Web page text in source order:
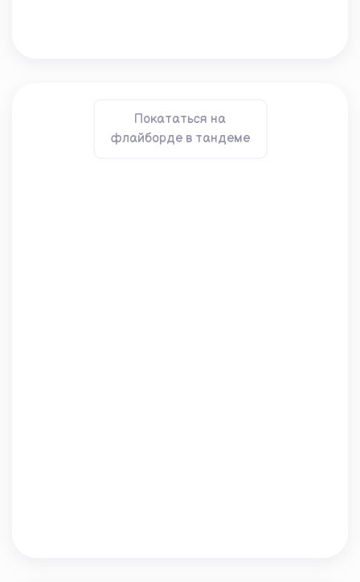
Покататься на
флайборде в тандеме